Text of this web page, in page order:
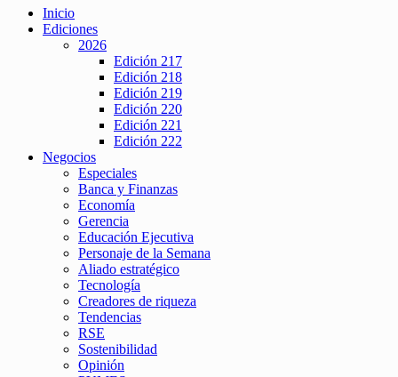
Inicio
Ediciones
2026
Edición 217
Edición 218
Edición 219
Edición 220
Edición 221
Edición 222
Negocios
Especiales
Banca y Finanzas
Economía
Gerencia
Educación Ejecutiva
Personaje de la Semana
Aliado estratégico
Tecnología
Creadores de riqueza
Tendencias
RSE
Sostenibilidad
Opinión